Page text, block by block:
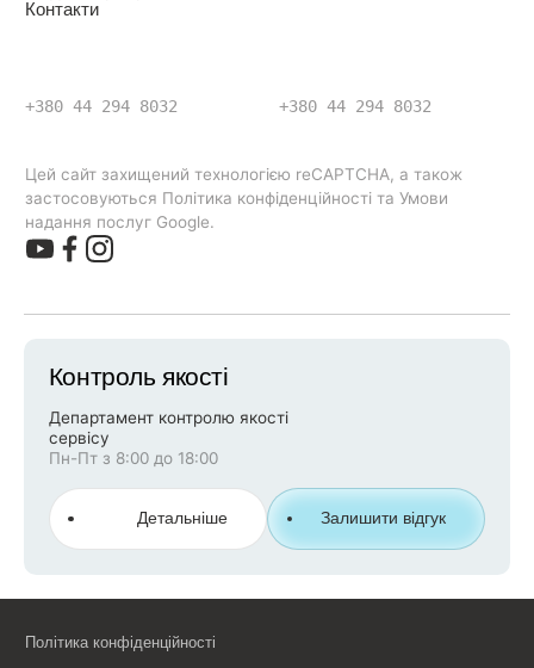
Контакти
+380 44 294 8032 +380 44 294 8032
Цей сайт захищений технологією reCAPTCHA, а також
застосовуються Політика конфіденційності та Умови
надання послуг Google.
Контроль якості
Департамент контролю якості
сервісу
Пн-Пт з 8:00 до 18:00
Детальніше Залишити відгук
Політика конфіденційності